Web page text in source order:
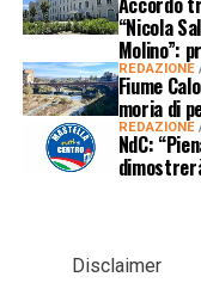
“Nicola
Molino”:
REDAZIONE
Fiume
moria di
REDAZIONE
NdC:
Disclaimer